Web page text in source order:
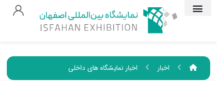
اخبار اخبار نمایشگاه های داخلی